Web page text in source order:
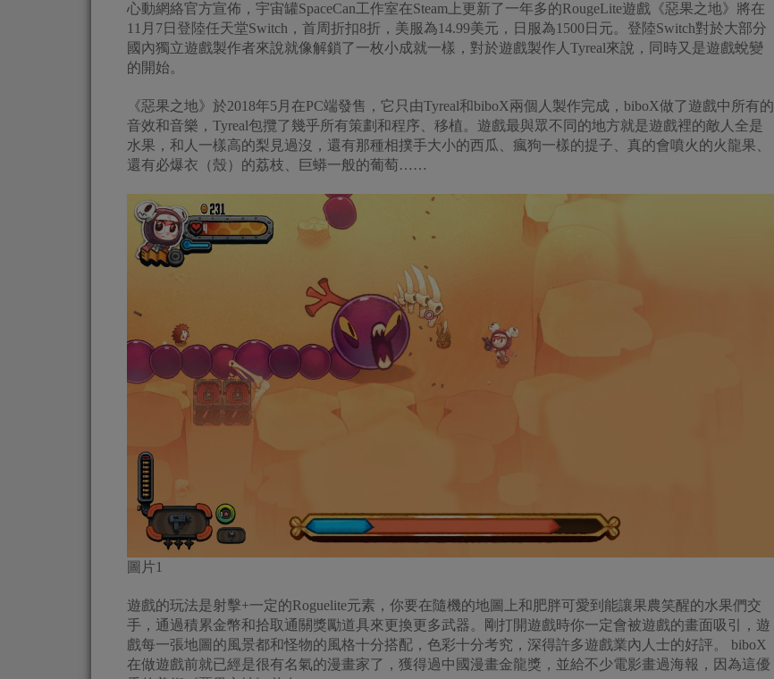
心動網絡官方宣佈，宇宙罐SpaceCan工作室在Steam上更新了一年多的RougeLite遊戲《惡果之地》將在
11月7日登陸任天堂Switch，首周折扣8折，美服為14.99美元，日服為1500日元。登陸Switch對於大部分
國內獨立遊戲製作者來說就像解鎖了一枚小成就一樣，對於遊戲製作人Tyreal來說，同時又是遊戲蛻變
的開始。
《惡果之地》於2018年5月在PC端發售，它只由Tyreal和biboX兩個人製作完成，biboX做了遊戲中所有的
音效和音樂，Tyreal包攬了幾乎所有策劃和程序、移植。遊戲最與眾不同的地方就是遊戲裡的敵人全是
水果，和人一樣高的梨見過沒，還有那種相撲手大小的西瓜、瘋狗一樣的提子、真的會噴火的火龍果、
還有必爆衣（殼）的荔枝、巨蟒一般的葡萄……
圖片1
遊戲的玩法是射擊+一定的Roguelite元素，你要在隨機的地圖上和肥胖可愛到能讓果農笑醒的水果們交
手，通過積累金幣和拾取通關獎勵道具來更換更多武器。剛打開遊戲時你一定會被遊戲的畫面吸引，遊
戲每一張地圖的風景都和怪物的風格十分搭配，色彩十分考究，深得許多遊戲業內人士的好評。 biboX
在做遊戲前就已經是很有名氣的漫畫家了，獲得過中國漫畫金龍獎，並給不少電影畫過海報，因為這優